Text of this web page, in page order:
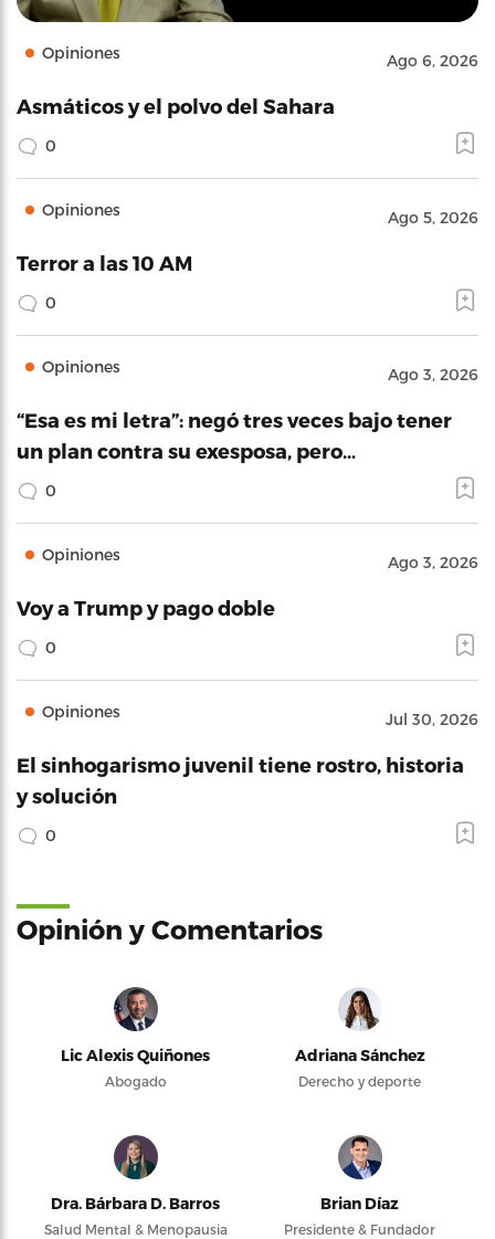
Opiniones Ago 6, 2026
Asmáticos y el polvo del Sahara
0
Opiniones Ago 5, 2026
Terror a las 10 AM
0
Opiniones Ago 3, 2026
“Esa es mi letra”: negó tres veces bajo tener
un plan contra su exesposa, pero…
0
Opiniones Ago 3, 2026
Voy a Trump y pago doble
0
Opiniones Jul 30, 2026
El sinhogarismo juvenil tiene rostro, historia
y solución
0
Opinión y Comentarios
Lic Alexis Quiñones
Abogado
Adriana Sánchez
Derecho y deporte
Dra. Bárbara D. Barros
Salud Mental & Menopausia
Brian Díaz
Presidente & Fundador